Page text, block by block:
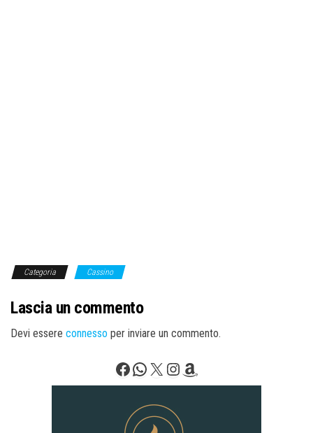
Categoria Cassino
Lascia un commento
Devi essere connesso per inviare un commento.
Facebook
WhatsApp
X Instagram
Amazon